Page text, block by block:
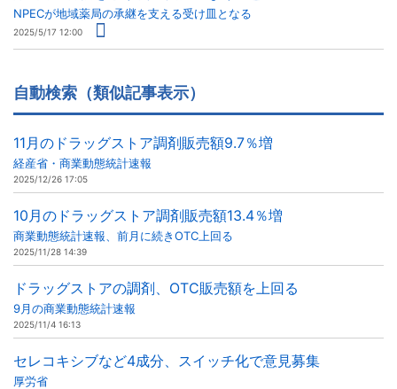
NPECが地域薬局の承継を支える受け皿となる
2025/5/17 12:00
自動検索（類似記事表示）
11月のドラッグストア調剤販売額9.7％増
経産省・商業動態統計速報
2025/12/26 17:05
10月のドラッグストア調剤販売額13.4％増
商業動態統計速報、前月に続きOTC上回る
2025/11/28 14:39
ドラッグストアの調剤、OTC販売額を上回る
9月の商業動態統計速報
2025/11/4 16:13
セレコキシブなど4成分、スイッチ化で意見募集
厚労省